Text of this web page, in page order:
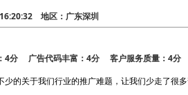
地区：广东深圳
4分 广告代码丰富：4分 客户服务质量：4分
少的关于我们行业的推广难题，让我们少走了很